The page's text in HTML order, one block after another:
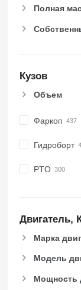
Полная
Кузов
Объем
Фаркоп
Гидроборт
PTO
Двигатель,
Марка
Модель
Мощность